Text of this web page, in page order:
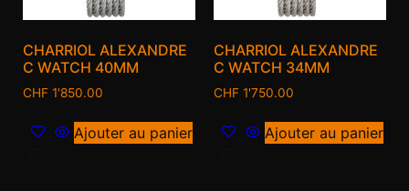
CHARRIOL ALEXANDRE
C WATCH 40MM
CHF 1'850.00
Ajouter au panier
CHARRIOL ALEXANDRE
C WATCH 34MM
CHF 1'750.00
Ajouter au panier